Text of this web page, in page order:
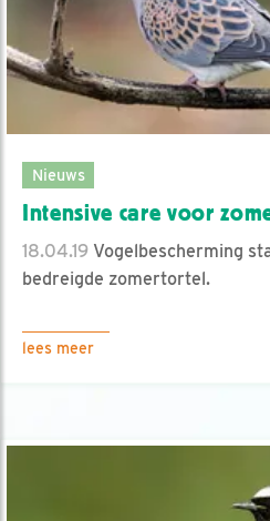
Nieuws
Intensive care voor
18.04.19 Vogelbescherming
bedreigde zomertortel.
lees meer